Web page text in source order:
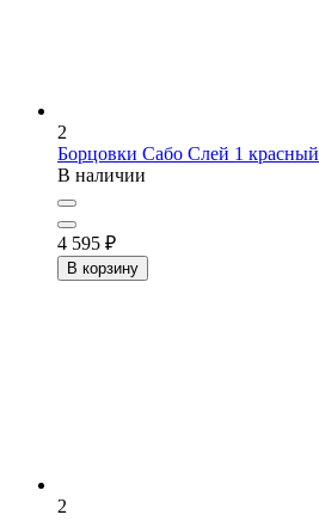
2
Борцовки Сабо Слей 1 красный
В наличии
4 595 ₽
В корзину
2